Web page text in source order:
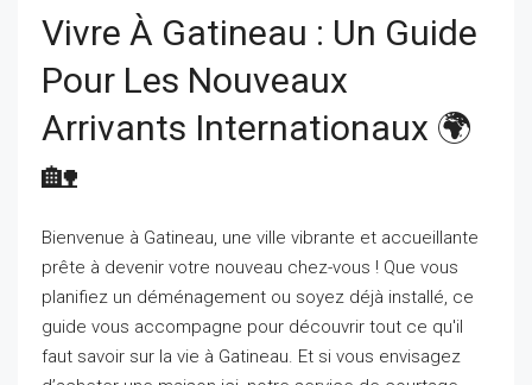
Vivre À Gatineau : Un Guide
Pour Les Nouveaux
Arrivants Internationaux 🌍
🏡
Bienvenue à Gatineau, une ville vibrante et accueillante
prête à devenir votre nouveau chez-vous ! Que vous
planifiez un déménagement ou soyez déjà installé, ce
guide vous accompagne pour découvrir tout ce qu'il
faut savoir sur la vie à Gatineau. Et si vous envisagez